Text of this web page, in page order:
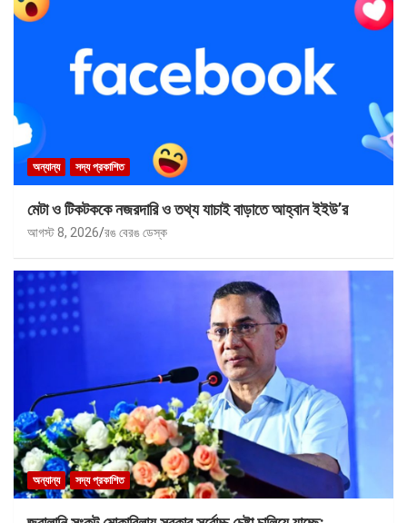
অন্যান্য সদ্য প্রকাশিত
মেটা ও টিকটককে নজরদারি ও তথ্য যাচাই বাড়াতে আহ্বান ইইউ’র
আগস্ট 8, 2026 রঙ বেরঙ ডেস্ক
অন্যান্য সদ্য প্রকাশিত